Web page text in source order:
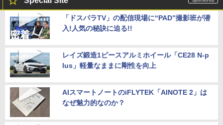
「ドスパラTV」の配信現場に“PAD”撮影班が潜
入!人気の秘訣に迫る!!
レイズ鍛造1ピースアルミホイール「CE28 N-p
lus」軽量なままに剛性を向上
AIスマートノートのiFLYTEK「AINOTE 2」は
なぜ魅力的なのか？